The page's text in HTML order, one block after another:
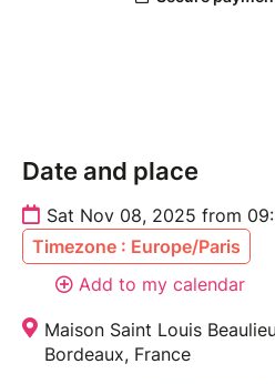
Date and place
Sat Nov 08, 2025 from
Timezone : Europe/Paris
Add to my calendar
Maison Saint Louis
Bordeaux, France